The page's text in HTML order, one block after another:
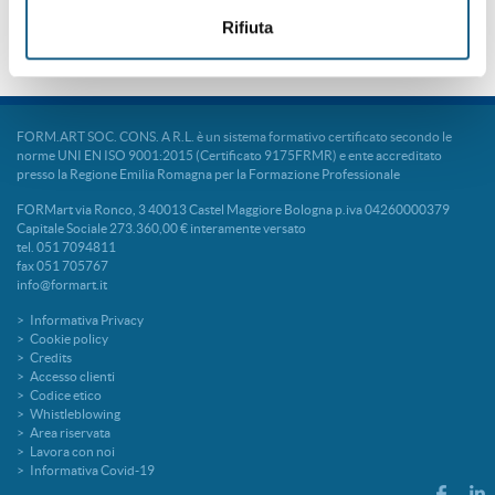
Rifiuta
FORM.ART SOC. CONS. A R.L. è un sistema formativo certificato secondo le
norme UNI EN ISO 9001:2015 (Certificato 9175FRMR) e ente accreditato
presso la Regione Emilia Romagna per la Formazione Professionale
FORMart via Ronco, 3 40013 Castel Maggiore Bologna p.iva 04260000379
Capitale Sociale 273.360,00 € interamente versato
tel. 051 7094811
fax 051 705767
info@formart.it
Informativa Privacy
Cookie policy
Credits
Accesso clienti
Codice etico
Whistleblowing
Area riservata
Lavora con noi
Informativa Covid-19